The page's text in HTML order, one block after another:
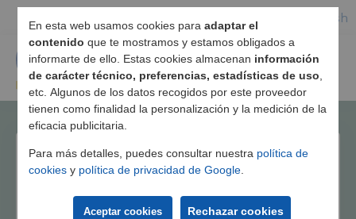
En esta web usamos cookies para adaptar el
contenido que te mostramos y estamos obligados a
informarte de ello. Estas cookies almacenan información
de carácter técnico, preferencias, estadísticas de uso,
etc. Algunos de los datos recogidos por este proveedor
tienen como finalidad la personalización y la medición de la
eficacia publicitaria.
Para más detalles, puedes consultar nuestra política de
cookiesy política de privacidad de Google.
Aceptar cookies Rechazar cookies
Español English